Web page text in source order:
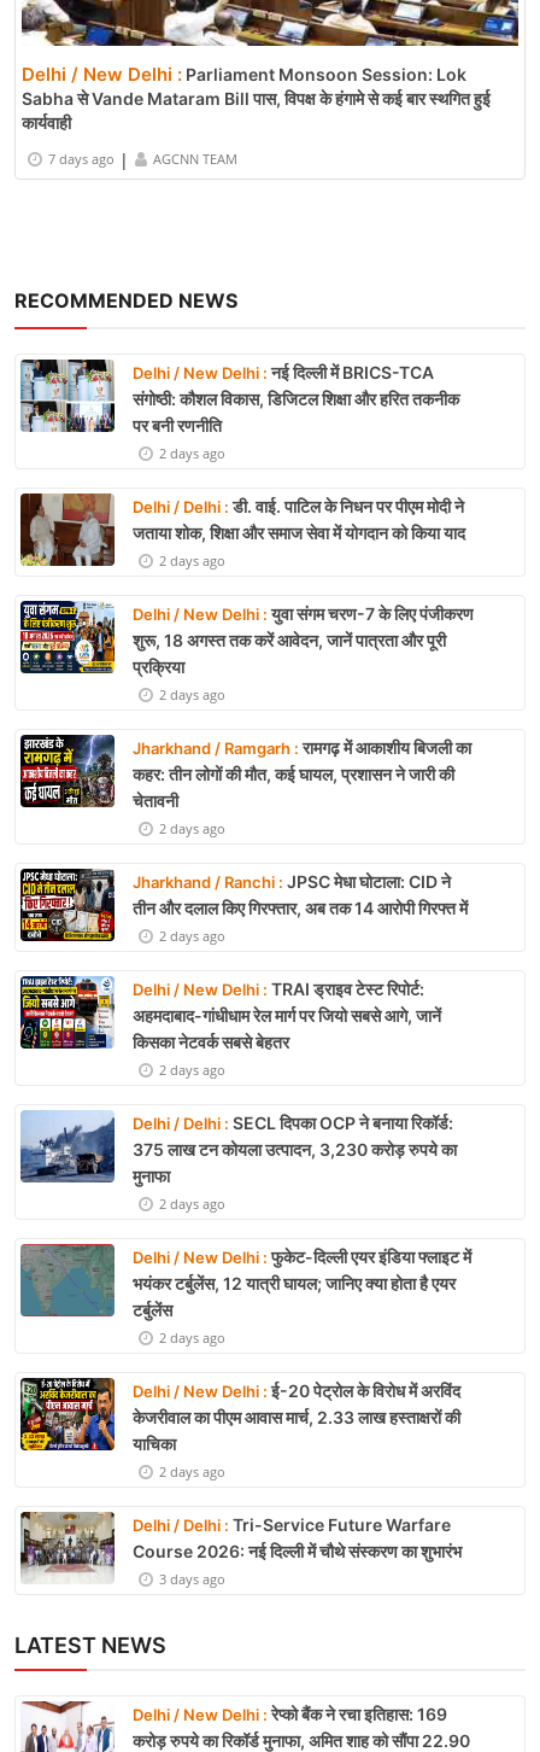
RECOMMENDED NEWS
Delhi / New Delhi :नई दिल्ली में BRICS-TCA
संगोष्ठी: कौशल विकास, डिजिटल शिक्षा और हरित तकनीक
पर बनी रणनीति
2 days ago
Delhi / Delhi :डी. वाई. पाटिल के निधन पर पीएम मोदी ने
जताया शोक, शिक्षा और समाज सेवा में योगदान को किया याद
2 days ago
Delhi / New Delhi :युवा संगम चरण-7 के लिए पंजीकरण
शुरू, 18 अगस्त तक करें आवेदन, जानें पात्रता और पूरी
प्रक्रिया
2 days ago
Jharkhand / Ramgarh :रामगढ़ में आकाशीय बिजली का
कहर: तीन लोगों की मौत, कई घायल, प्रशासन ने जारी की
चेतावनी
2 days ago
Jharkhand / Ranchi : JPSC मेधा घोटाला: CID ने
तीन और दलाल किए गिरफ्तार, अब तक 14 आरोपी गिरफ्त में
2 days ago
Delhi / New Delhi : TRAI ड्राइव टेस्ट रिपोर्ट:
अहमदाबाद-गांधीधाम रेल मार्ग पर जियो सबसे आगे, जानें
किसका नेटवर्क सबसे बेहतर
2 days ago
Delhi / Delhi : SECL दिपका OCP ने बनाया रिकॉर्ड:
375 लाख टन कोयला उत्पादन, 3,230 करोड़ रुपये का
मुनाफा
2 days ago
Delhi / New Delhi :फुकेट-दिल्ली एयर इंडिया फ्लाइट में
भयंकर टर्बुलेंस, 12 यात्री घायल; जानिए क्या होता है एयर
टर्बुलेंस
2 days ago
Delhi / New Delhi :ई-20 पेट्रोल के विरोध में अरविंद
केजरीवाल का पीएम आवास मार्च, 2.33 लाख हस्ताक्षरों की
याचिका
2 days ago
Delhi / Delhi : Tri-Service Future Warfare
Course 2026: नई दिल्ली में चौथे संस्करण का शुभारंभ
3 days ago
Delhi / New Delhi : Parliament Monsoon Session: Lok
Sabha से Vande Mataram Bill पास, विपक्ष के हंगामे से कई बार स्थगित हुई
कार्यवाही
7 days ago | AGCNN TEAM
LATEST NEWS
Delhi / New Delhi :रेप्को बैंक ने रचा इतिहास: 169
करोड़ रुपये का रिकॉर्ड मुनाफा, अमित शाह को सौंपा 22.90